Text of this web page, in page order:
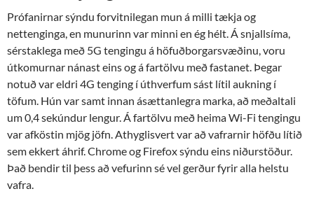
Prófanirnar sýndu forvitnilegan mun á milli tækja og
nettenginga, en munurinn var minni en ég hélt. Á snjallsíma,
sérstaklega með 5G tengingu á höfuðborgarsvæðinu, voru
útkomurnar nánast eins og á fartölvu með fastanet. Þegar
notuð var eldri 4G tenging í úthverfum sást lítil aukning í
töfum. Hún var samt innan ásættanlegra marka, að meðaltali
um 0,4 sekúndur lengur. Á fartölvu með heima Wi-Fi tengingu
var afköstin mjög jöfn. Athyglisvert var að vafrarnir höfðu lítið
sem ekkert áhrif. Chrome og Firefox sýndu eins niðurstöður.
Það bendir til þess að vefurinn sé vel gerður fyrir alla helstu
vafra.